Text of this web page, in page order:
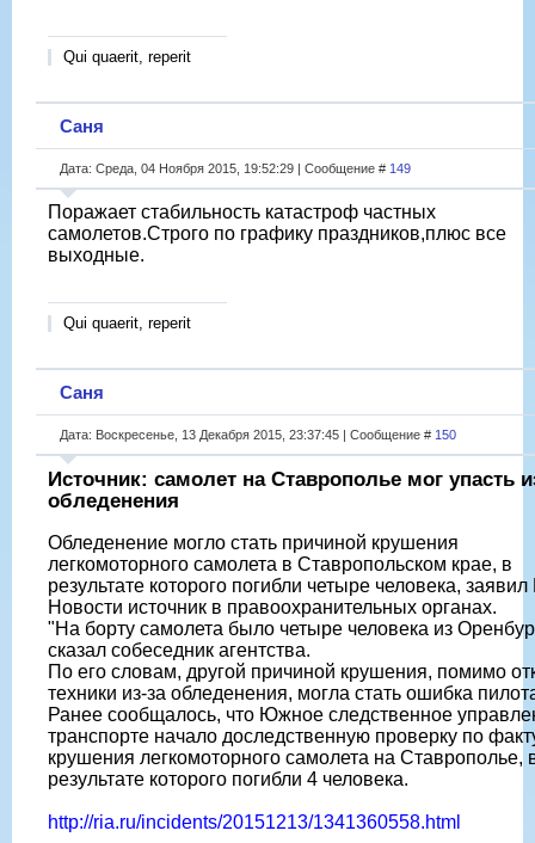
Qui quaerit, reperit
Саня
Дата: Среда, 04 Ноября 2015, 19:52:29 | Сообщение # 149
Поражает стабильность катастроф частных
самолетов.Строго по графику праздников,плюс все
выходные.
Qui quaerit, reperit
Саня
Дата: Воскресенье, 13 Декабря 2015, 23:37:45 | Сообщение # 150
Источник: самолет на Ставрополье мог упасть
обледенения
Обледенение могло стать причиной крушения
легкомоторного самолета в Ставропольском крае, в
результате которого погибли четыре человека,
Новости источник в правоохранительных органах.
"На борту самолета было четыре человека из
сказал собеседник агентства.
По его словам, другой причиной крушения, помимо
техники из-за обледенения, могла стать ошибка
Ранее сообщалось, что Южное следственное
транспорте начало доследственную проверку по
крушения легкомоторного самолета на Ставрополье,
результате которого погибли 4 человека.
http://ria.ru/incidents/20151213/1341360558.html